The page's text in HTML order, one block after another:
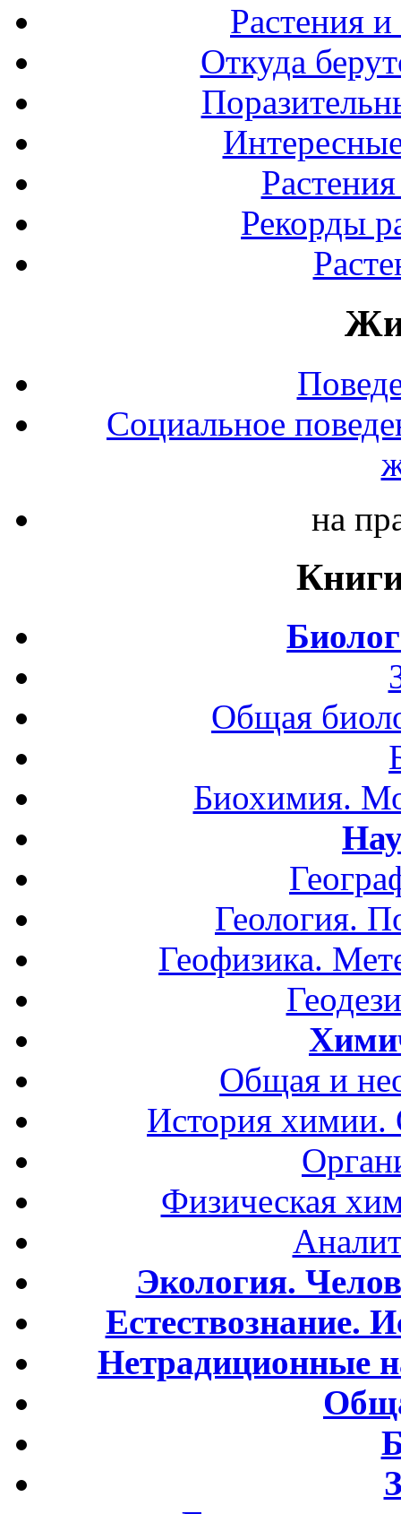
Растения
Откуда
Рекорды
Социальное
на
Общая
Биохимия.
Геология.
Геофизика.
Общая и
История
Физическая
Экология.
Естествознание.
Нетрадиционные